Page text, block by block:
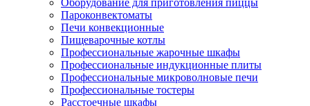
Оборудование для приготовления пиццы
Пароконвектоматы
Печи конвекционные
Пищеварочные котлы
Профессиональные жарочные шкафы
Профессиональные индукционные плиты
Профессиональные микроволновые печи
Профессиональные тостеры
Расстоечные шкафы